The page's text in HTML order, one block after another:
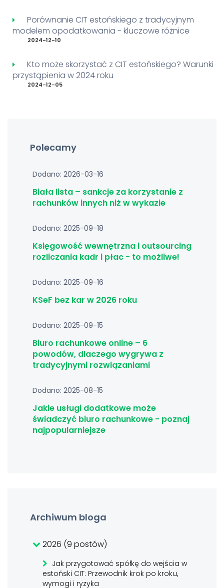
Porównanie CIT estońskiego z tradycyjnym
modelem opodatkowania - kluczowe różnice
2024-12-10
Kto może skorzystać z CIT estońskiego? Warunki
przystąpienia w 2024 roku
2024-12-05
Polecamy
Dodano: 2026-03-16
Biała lista – sankcje za korzystanie z
rachunków innych niż w wykazie
Dodano: 2025-09-18
Księgowość wewnętrzna i outsourcing
rozliczania kadr i płac - to możliwe!
Dodano: 2025-09-16
KSeF bez kar w 2026 roku
Dodano: 2025-09-15
Biuro rachunkowe online – 6
powodów, dlaczego wygrywa z
tradycyjnymi rozwiązaniami
Dodano: 2025-08-15
Jakie usługi dodatkowe może
świadczyć biuro rachunkowe - poznaj
najpopularniejsze
Archiwum bloga
2026 (9 postów)
Jak przygotować spółkę do wejścia w
estoński CIT: Przewodnik krok po kroku,
wymogi i ryzyka